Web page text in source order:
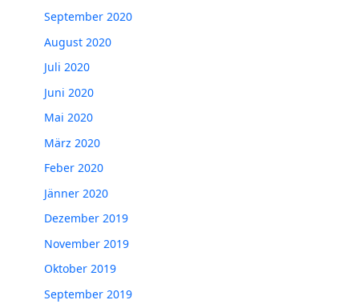
September 2020
August 2020
Juli 2020
Juni 2020
Mai 2020
März 2020
Feber 2020
Jänner 2020
Dezember 2019
November 2019
Oktober 2019
September 2019